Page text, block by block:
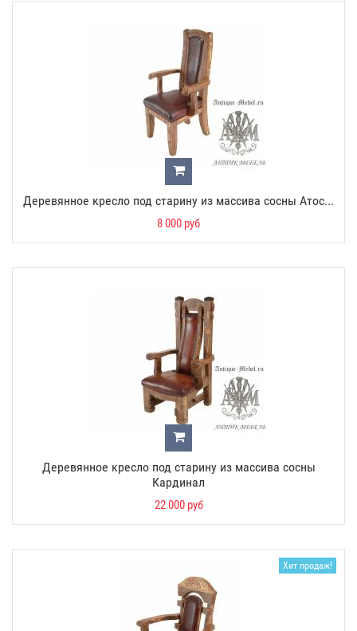
Деревянное кресло под старину из массива сосны Атос...
8 000 руб
Деревянное кресло под старину из массива сосны
Кардинал
22 000 руб
Хит продаж!